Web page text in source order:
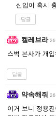
신입이 혹시
답글
켈레브라
스벅 본사가 개
답글
약속해줘
이거 보니 정용